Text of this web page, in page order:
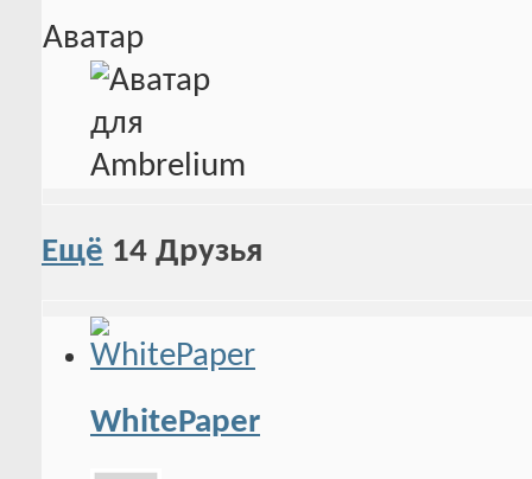
Аватар
Ещё 14 Друзья
WhitePaper